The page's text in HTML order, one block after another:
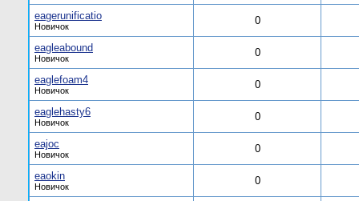
eagerunificatio
Новичок 0
eagleabound
Новичок 0
eaglefoam4
Новичок 0
eaglehasty6
Новичок 0
eajoc
Новичок 0
eaokin
Новичок 0